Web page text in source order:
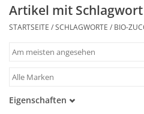
Kräuter
Für Kinder
Geschenkideen
Artikel mit
STARTSEITE /SCHLAGWORTE / BIO-
Eigenschaften